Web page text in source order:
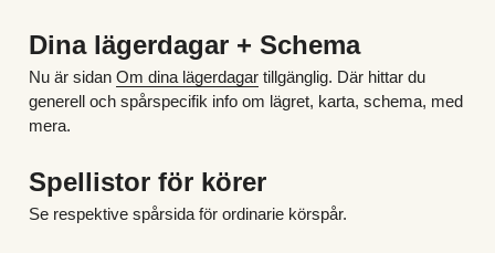
Dina lägerdagar + Schema
Nu är sidan Om dina lägerdagar tillgänglig. Där hittar du
generell och spårspecifik info om lägret, karta, schema, med
mera.
Spellistor för körer
Se respektive spårsida för ordinarie körspår.